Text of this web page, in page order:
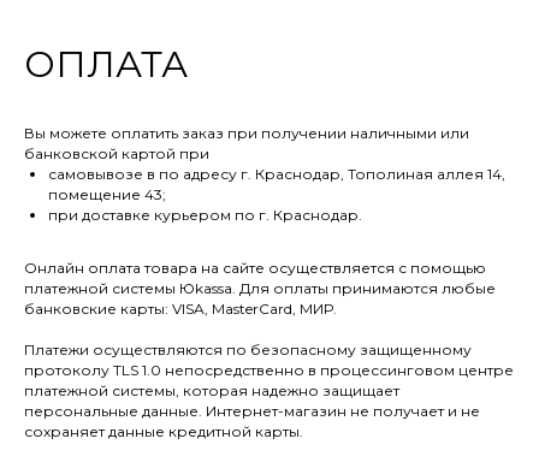
ОПЛАТА
Вы можете оплатить заказ при получении наличными или
банковской картой при
самовывозе в по адресу г. Краснодар, Тополиная аллея 14,
помещение 43;
при доставке курьером по г. Краснодар.
Онлайн оплата товара на сайте осуществляется с помощью
платежной системы Юkassa. Для оплаты принимаются любые
банковские карты: VISA, MasterCard, МИР.
Платежи осуществляются по безопасному защищенному
протоколу TLS 1.0 непосредственно в процессинговом центре
платежной системы, которая надежно защищает
персональные данные. Интернет-магазин не получает и не
сохраняет данные кредитной карты.